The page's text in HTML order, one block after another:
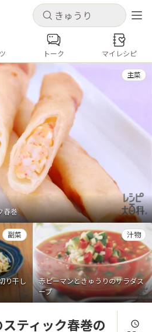
キャンセル
とレシピを保存できます
新規登録
合わせ
キャンセル
コンテンツ
トマト
とうもろこし
が ゴーヤ
トーク マイレシピ
春巻
主菜
り干し
副菜
赤ピーマンときゅうりのサラダス
ープ
汁物
ティック春巻の